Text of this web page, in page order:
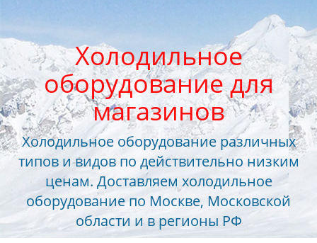
Холодильное
оборудование для
магазинов
Холодильное оборудование различных
типов и видов по действительно низким
ценам. Доставляем холодильное
оборудование по Москве, Московской
области и в регионы РФ